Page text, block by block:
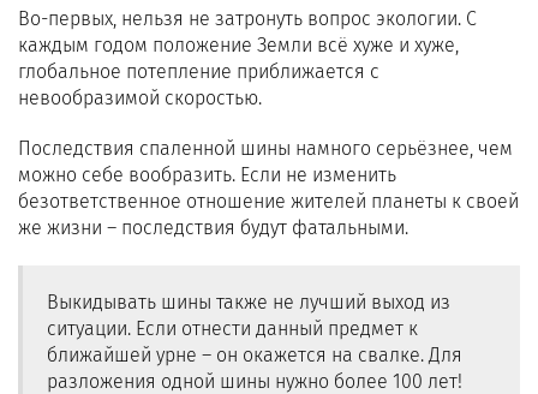
Во-первых, нельзя не затронуть вопрос экологии. С
каждым годом положение Земли всё хуже и хуже,
глобальное потепление приближается с
невообразимой скоростью.
Последствия спаленной шины намного серьёзнее, чем
можно себе вообразить. Если не изменить
безответственное отношение жителей планеты к своей
же жизни – последствия будут фатальными.
Выкидывать шины также не лучший выход из
ситуации. Если отнести данный предмет к
ближайшей урне – он окажется на свалке. Для
разложения одной шины нужно более 100 лет!